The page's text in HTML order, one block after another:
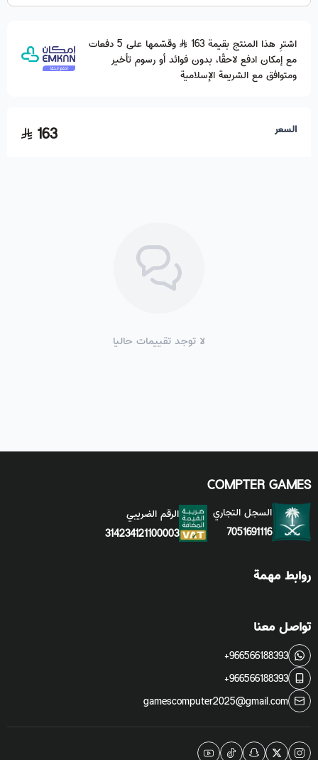
اشترِ هذا المنتج بقيمة 163
وقسّمها على 5 دفعات
مع إمكان ادفع لاحقًا، بدون فوائد أو رسوم تأخير
ومتوافق مع الشريعة الإسلامية
السعر 163
لا توجد تقييمات حاليا
COMPTER GAMES
السجل التجاري
7051691116
الرقم الضريبي
314234121100003
روابط مهمة
تواصل معنا
+966566188393
+966566188393
gamescomputer2025@gmail.com